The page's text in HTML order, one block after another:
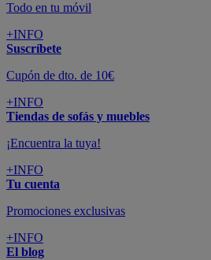
Todo en tu móvil
+INFO
Suscríbete
Cupón de dto. de 10€
+INFO
Tiendas de sofás y muebles
¡Encuentra la tuya!
+INFO
Tu cuenta
Promociones exclusivas
+INFO
El blog